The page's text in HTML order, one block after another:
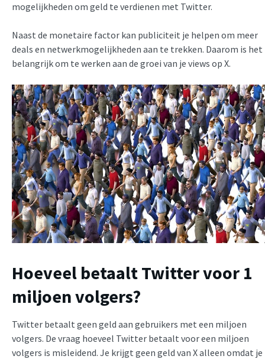
mogelijkheden om geld te verdienen met Twitter.
Naast de monetaire factor kan publiciteit je helpen om meer
deals en netwerkmogelijkheden aan te trekken. Daarom is het
belangrijk om te werken aan de groei van je views op X.
Hoeveel betaalt Twitter voor 1
miljoen volgers?
Twitter betaalt geen geld aan gebruikers met een miljoen
volgers. De vraag hoeveel Twitter betaalt voor een miljoen
volgers is misleidend. Je krijgt geen geld van X alleen omdat je